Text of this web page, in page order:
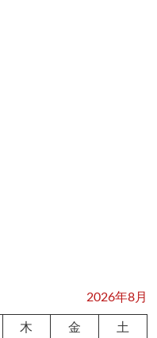
2026年8月
木 金 土